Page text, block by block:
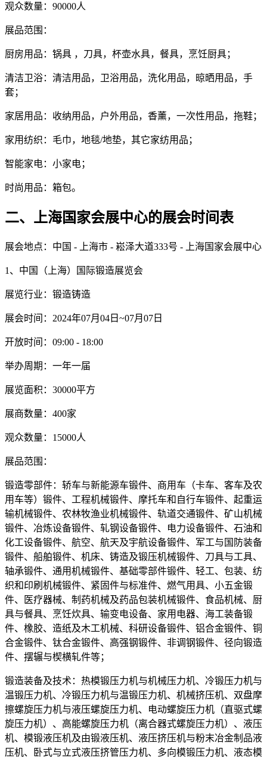
观众数量：90000人
展品范围：
厨房用品：锅具 ，刀具，杯壶水具，餐具，烹饪厨具；
清洁卫浴：清洁用品，卫浴用品，洗化用品，晾晒用品，手
套；
家居用品：收纳用品，户外用品，香薰，一次性用品，拖鞋；
家用纺织：毛巾，地毯/地垫，其它家纺用品；
智能家电：小家电；
时尚用品：箱包。
二、上海国家会展中心的展会时间表
展会地点：中国 - 上海市 - 崧泽大道333号 - 上海国家会展中心
1、中国（上海）国际锻造展览会
展览行业：锻造铸造
展会时间：2024年07月04日~07月07日
开放时间：09:00 - 18:00
举办周期：一年一届
展览面积：30000平方
展商数量：400家
观众数量：15000人
展品范围：
锻造零部件：轿车与新能源车锻件、商用车（卡车、客车及农
用车等）锻件、工程机械锻件、摩托车和自行车锻件、起重运
输机械锻件、农林牧渔业机械锻件、轨道交通锻件、矿山机械
锻件、冶炼设备锻件、轧钢设备锻件、电力设备锻件、石油和
化工设备锻件、航空、航天及宇航设备锻件、军工与国防装备
锻件、船舶锻件、机床、铸造及锻压机械锻件、刀具与工具、
轴承锻件、通用机械锻件、基础零部件锻件、轻工、包装、纺
织和印刷机械锻件、紧固件与标准件、燃气用具、小五金锻
件、医疗器械、制药机械及药品包装机械锻件、食品机械、厨
具与餐具、烹饪炊具、输变电设备、家用电器、海工装备锻
件、橡胶、造纸及木工机械、科研设备锻件、铝合金锻件、铜
合金锻件、钛合金锻件、高强钢锻件、非调钢锻件、径向锻造
件、摆辗与楔横轧件等；
锻造装备及技术：热模锻压力机与机械压力机、冷锻压力机与
温锻压力机、冷锻压力机与温锻压力机、机械挤压机、双盘摩
擦螺旋压力机与液压螺旋压力机、电动螺旋压力机（直驱式螺
旋压力机）、高能螺旋压力机（离合器式螺旋压力机）、液压
机、模锻液压机及由锻液压机、液压挤压机与粉末冶金制品液
压机、卧式与立式液压挤管压力机、多向模锻压力机、液态模